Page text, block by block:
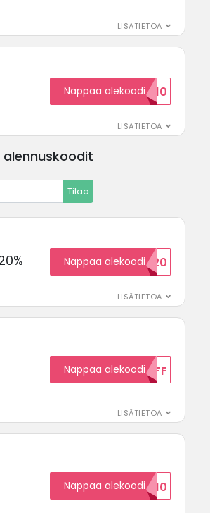
LISÄTIETOA
LISÄTIETOA
Nappaa alekoodi
KOODID10
Tilaa
LISÄTIETOA
Nappaa alekoodi
WELCOME20
LISÄTIETOA
Nappaa alekoodi15OFF
Nappaa alekoodi
ALENNUSKOODID10